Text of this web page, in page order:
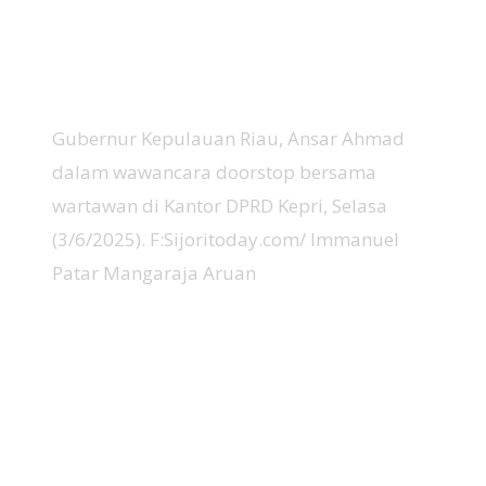
Gubernur Kepulauan Riau, Ansar Ahmad
dalam wawancara doorstop bersama
wartawan di Kantor DPRD Kepri, Selasa
(3/6/2025). F:Sijoritoday.com/ Immanuel
Patar Mangaraja Aruan